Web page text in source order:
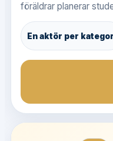
föräldrar planerar
En aktör per